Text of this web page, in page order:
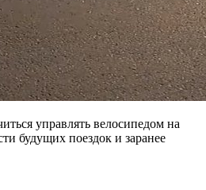
управлять велосипедом на
будущих поездок и заранее